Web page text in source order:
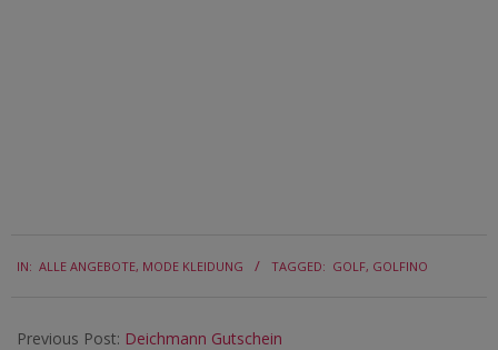
06-
IN: ALLE ANGEBOTE, MODE KLEIDUNG TAGGED: GOLF, GOLFINO
Previous Post: Deichmann Gutschein